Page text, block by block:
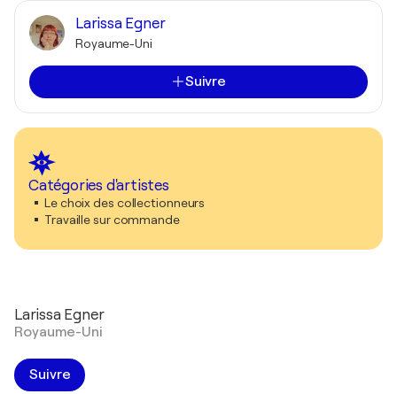
Larissa Egner
Royaume-Uni
Suivre
Catégories d'artistes
Le choix des collectionneurs
Travaille sur commande
Larissa Egner
Royaume-Uni
Suivre